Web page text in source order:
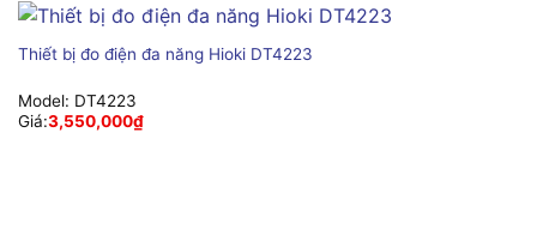
Thiết bị đo điện đa năng Hioki DT4223
Model: DT4223
Giá:3,550,000₫